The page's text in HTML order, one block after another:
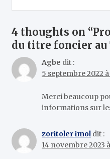
4 thoughts on “
du titre foncier au
Agbe dit :
5 septembre 2022
Merci beaucoup
informations sur
zoritoler imol dit :
14 novembre 2023